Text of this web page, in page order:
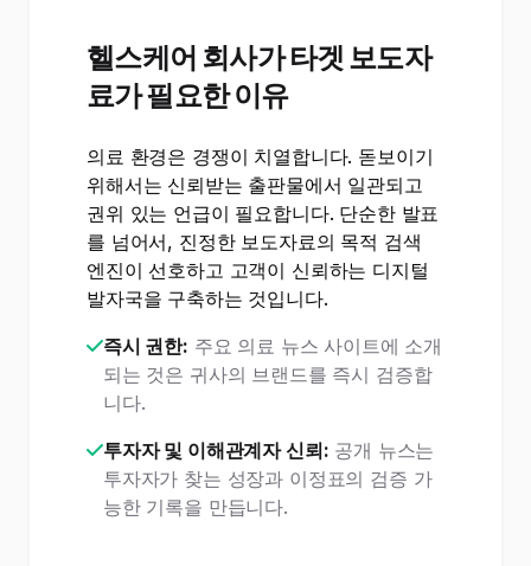
헬스케어 회사가 타겟 보도자
료가 필요한 이유
의료 환경은 경쟁이 치열합니다. 돋보이기
위해서는 신뢰받는 출판물에서 일관되고
권위 있는 언급이 필요합니다. 단순한 발표
를 넘어서, 진정한 보도자료의 목적 검색
엔진이 선호하고 고객이 신뢰하는 디지털
발자국을 구축하는 것입니다.
즉시 권한: 주요 의료 뉴스 사이트에 소개
되는 것은 귀사의 브랜드를 즉시 검증합
니다.
투자자 및 이해관계자 신뢰: 공개 뉴스는
투자자가 찾는 성장과 이정표의 검증 가
능한 기록을 만듭니다.